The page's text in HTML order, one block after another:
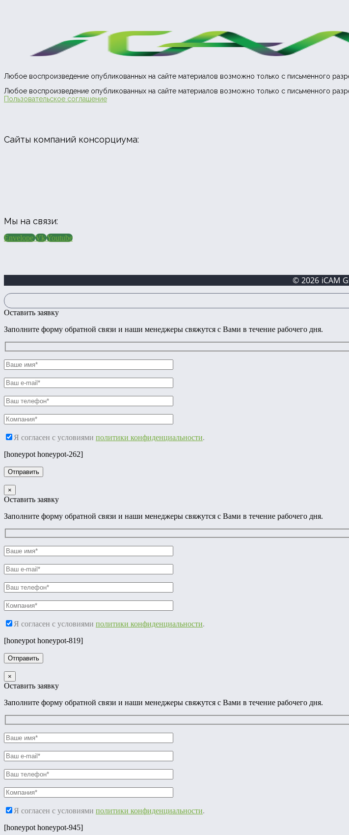
Любое воспроизведение опубликованных на сайте материалов возможно только с письменного
Любое воспроизведение опубликованных на сайте материалов возможно только с письменного
Пользовательское соглашение
Сайты компаний консорциума:
Мы на связи:
Envelope Vk Youtube
© 2026 iCAM
Оставить заявку
Заполните форму обратной связи и наши менеджеры свяжутся с Вами в течение рабочего дня.
Я согласен с условиями политики конфиденциальности.
[honeypot honeypot-262]
×
Оставить заявку
Заполните форму обратной связи и наши менеджеры свяжутся с Вами в течение рабочего дня.
Я согласен с условиями политики конфиденциальности.
[honeypot honeypot-819]
×
Оставить заявку
Заполните форму обратной связи и наши менеджеры свяжутся с Вами в течение рабочего дня.
Я согласен с условиями политики конфиденциальности.
[honeypot honeypot-945]